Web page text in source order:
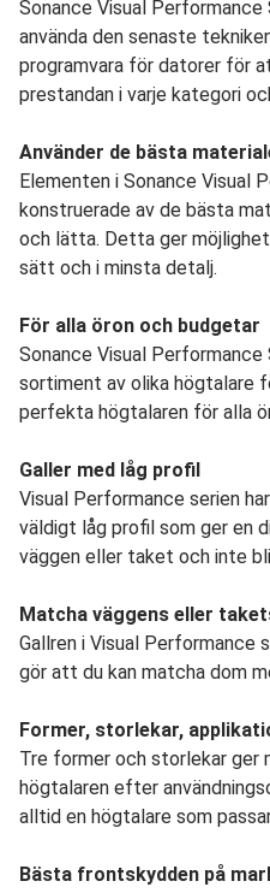
Sonance Visual
använda den senaste
programvara för datorer för
prestandan i varje kategori
Använder de bästa
Elementen i Sonance Visual
konstruerade av de bästa
och lätta. Detta ger
sätt och i minsta detalj.
För alla öron och budgetar
Sonance Visual
sortiment av olika högtalare
perfekta högtalaren för alla
Galler med låg profil
Visual Performance serien
väldigt låg profil som ger en
väggen eller taket och inte
Matcha väggens eller
Gallren i Visual Performance
gör att du kan matcha dom
Former, storlekar,
Tre former och storlekar ger
högtalaren efter
alltid en högtalare som
Bästa frontskydden på